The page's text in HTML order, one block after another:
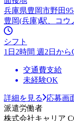
兵庫県豊岡市野田
豊岡(兵庫)駅、コウ
シフト
1日2時間 週2日から
交通費支給
未経験OK
詳細を見る
応募画
派遣労働者
株式会社キャリア